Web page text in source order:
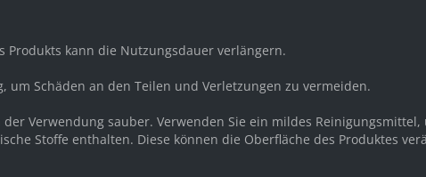
Produkts kann die Nutzungsdauer verlängern.
um Schäden an den Teilen und Verletzungen zu vermeiden.
Verwendung sauber. Verwenden Sie ein mildes
Stoffe enthalten. Diese können die Oberfläche des Produktes